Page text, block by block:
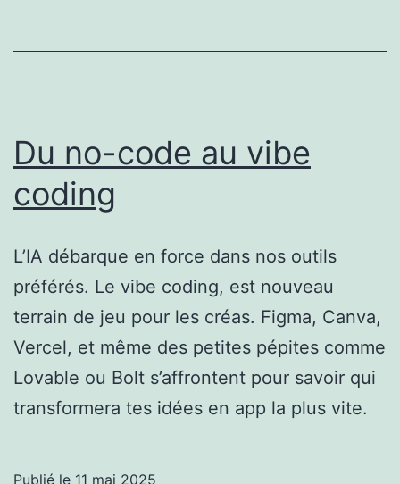
Du no-code au vibe
coding
L’IA débarque en force dans nos outils
préférés. Le vibe coding, est nouveau
terrain de jeu pour les créas. Figma, Canva,
Vercel, et même des petites pépites comme
Lovable ou Bolt s’affrontent pour savoir qui
transformera tes idées en app la plus vite.
Publié le 11 mai 2025